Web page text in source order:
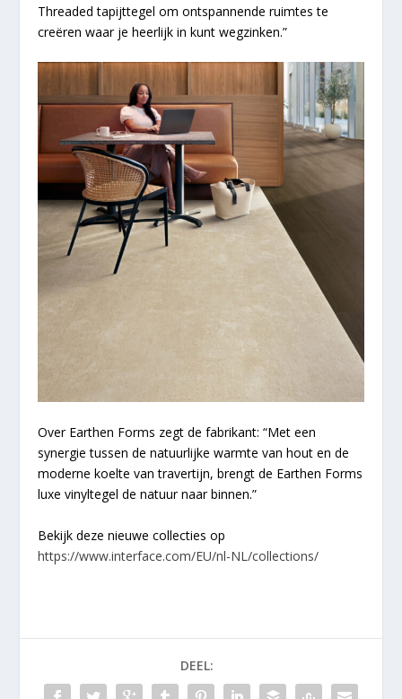
Threaded tapijttegel om ontspannende ruimtes te
creëren waar je heerlijk in kunt wegzinken.”
Over Earthen Forms zegt de fabrikant: “Met een
synergie tussen de natuurlijke warmte van hout en de
moderne koelte van travertijn, brengt de Earthen Forms
luxe vinyltegel de natuur naar binnen.”
Bekijk deze nieuwe collecties op
https://www.interface.com/EU/nl-NL/collections/
DEEL: